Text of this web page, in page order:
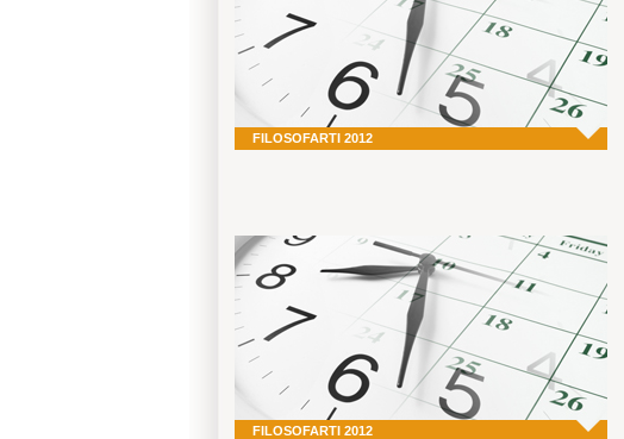
FILOSOFARTI 2012
FILOSOFARTI 2012